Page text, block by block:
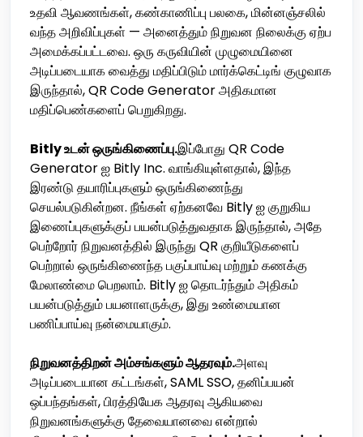
உதவி ஆவணங்கள், கண்காணிப்பு பலகை, மின்னஞ்சலில்
வந்த அறிவிப்புகள் — அனைத்தும் நிறுவன நிலைக்கு ஏற்ப
அமைக்கப்பட்டவை. ஒரு கருவியின் முழுமையினை
அடிப்படையாக வைத்து மதிப்பிடும் மார்க்கெட்டிங் குழுவாக
இருந்தால், QR Code Generator அதிகமான
மதிப்பெண்களைப் பெறுகிறது.
Bitly உடன் ஒருங்கிணைப்பு.இப்போது QR Code
Generator ஐ Bitly Inc. வாங்கியுள்ளதால், இந்த
இரண்டு தயாரிப்புகளும் ஒருங்கிணைந்து
செயல்படுகின்றன. நீங்கள் ஏற்கனவே Bitly ஐ குறுகிய
இணைப்புகளுக்குப் பயன்படுத்துவதாக இருந்தால், அதே
பெற்றோர் நிறுவனத்தில் இருந்து QR குறியீடுகளைப்
பெற்றால் ஒருங்கிணைந்த பகுப்பாய்வு மற்றும் கணக்கு
மேலாண்மை பெறலாம். Bitly ஐ தொடர்ந்தும் அதிகம்
பயன்படுத்தும் பயனாளருக்கு, இது உண்மையான
பணிப்பாய்வு நன்மையாகும்.
நிறுவனத்திறன் அம்சங்களும் ஆதரவும்.அளவு
அடிப்படையான கட்டங்கள், SAML SSO, தனிப்பயன்
ஒப்பந்தங்கள், பிரத்தியேக ஆதரவு ஆகியவை
நிறுவனங்களுக்கு தேவையானவை என்றால்